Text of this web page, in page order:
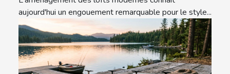
aujourd'hui un engouement remarquable pour le style...